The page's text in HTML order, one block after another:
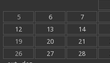
5
6 7
12
13 14
19
20 21
26
27 28